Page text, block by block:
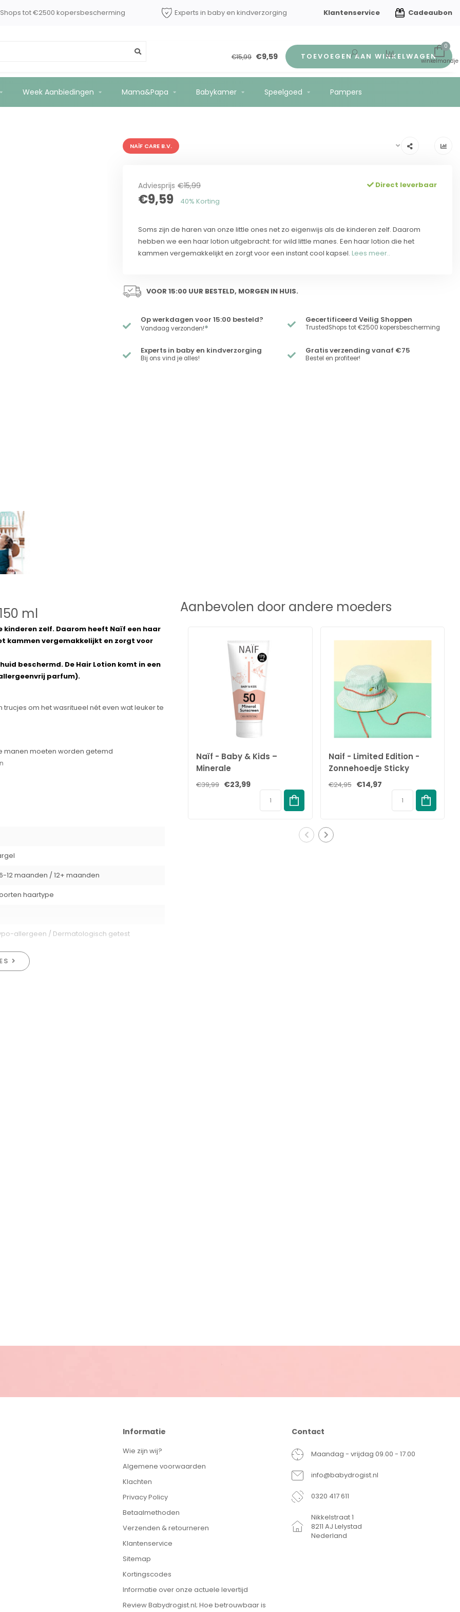
tot €2500 kopersbescherming Experts in baby en kindverzorging Gratis verzending vanaf €75
Klantenservice Cadeaubon
0
Week Aanbiedingen Mama&Papa Babykamer Speelgoed Pampers
€15,99 €9,59 TOEVOEGEN AAN WINKELWAGEN
NAÏF CARE B.V.
Adviesprijs €15,99
€9,59 40% Korting
Direct leverbaar
Soms zijn de haren van onze little ones net zo eigenwijs als de kinderen zelf. Daarom
hebben we een haar lotion uitgebracht: for wild little manes. Een haar lotion die het
kammen vergemakkelijkt en zorgt voor een instant cool kapsel. Lees meer..
VOOR 15:00 UUR BESTELD, MORGEN IN HUIS.
Op werkdagen voor 15:00 besteld?
Vandaag verzonden!*
Gecertificeerd Veilig Shoppen
TrustedShops tot €2500 kopersbescherming
Experts in baby en kindverzorging
Bij ons vind je alles!
Gratis verzending vanaf €75
Bestel en profiteer!
ml
kinderen zelf. Daarom heeft Naïf een haar
kammen vergemakkelijkt en zorgt voor
beschermd. De Hair Lotion komt in een
parfum).
trucjes om het wasritueel nét even wat leuker te
manen moeten worden getemd
Sodium Cocoyl Glutamate, Glyceryl Caprylate,
12 maanden / 12+ maanden
haartype
allergeen / Dermatologisch getest
Aanbevolen door andere moeders
Naïf - Baby & Kids –
Minerale
Zonnebrandcrème - SPF
€39,99 €23,99
Naif - Limited Edition -
Zonnehoedje Sticky
Lemon x Naïf
€24,95 €14,97
Informatie
Wie zijn wij?
Algemene voorwaarden
Klachten
Privacy Policy
Betaalmethoden
Verzenden & retourneren
Klantenservice
Sitemap
Kortingscodes
Informatie over onze actuele levertijd
Review Babydrogist.nl; Hoe betrouwbaar is
Contact
Maandag - vrijdag 09.00 - 17.00
info@babydrogist.nl
0320 417 611
Nikkelstraat 1
8211 AJ Lelystad
Nederland